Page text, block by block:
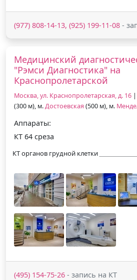
(977) 808-14-13, (925) 199-11-08 -
Медицинский
"Рэмси Диагностика" на
Краснопролетарской
Москва, ул. Краснопролетарская, д. 16
(300 м), м.Достоевская (500 м), м.
Аппараты:
КТ 64 среза
КТ органов грудной клетки
(495) 154-75-26 - запись на КТ